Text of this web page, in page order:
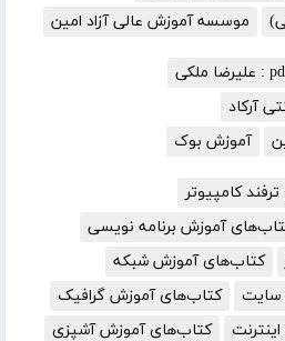
موسسه آموزش عالی آزاد امین
آرکاد
آموزش بوک
کامپیوتر
آموزش برنامه نویسی
کتاب‌های آموزش شبکه
سایت
کتاب‌های آموزش گرافیک
کتاب‌های آموزش آشپزی